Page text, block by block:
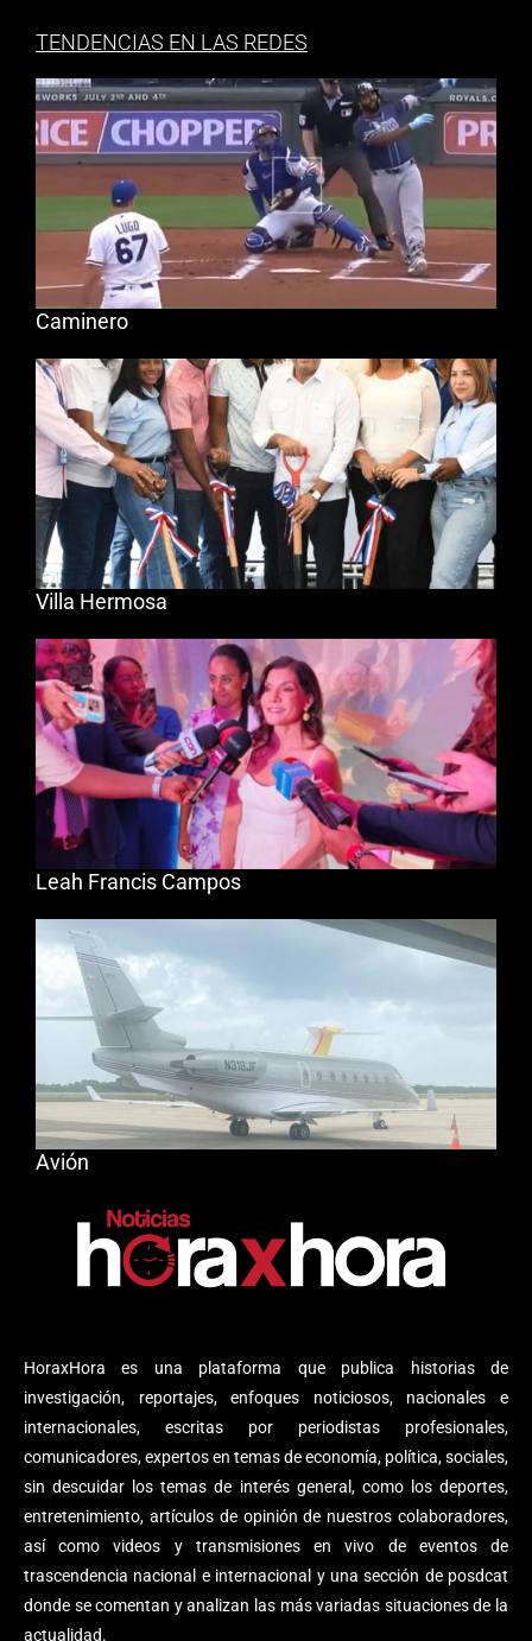
HoraxHora es una plataforma que publica historias de
investigación, reportajes, enfoques noticiosos, nacionales e
internacionales, escritas por periodistas profesionales,
comunicadores, expertos en temas de economía, política, sociales,
sin descuidar los temas de interés general, como los deportes,
entretenimiento, artículos de opinión de nuestros colaboradores,
así como videos y transmisiones en vivo de eventos de
trascendencia nacional e internacional y una sección de posdcat
donde se comentan y analizan las más variadas situaciones de la
actualidad.
TENDENCIAS EN LAS REDES
Caminero
Villa Hermosa
Leah Francis Campos
Avión